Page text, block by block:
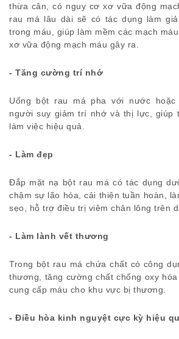
thừa cân, có nguy cơ xơ vữa động
rau má lâu dài sẽ có tác dụng làm
trong máu, giúp làm mềm các mạch
xơ vữa động mạch máu gây ra.
- Tăng cường trí nhớ
Uống bột rau má pha với nước
người suy giảm trí nhớ và thị lực, giúp
làm việc hiệu quả.
- Làm đẹp
Đắp mặt nạ bột rau má có tác dụng
chậm sự lão hóa, cải thiện tuần hoàn,
sẹo, hỗ trợ điều trị viêm chân lông trên
- Làm lành vết thương
Trong bột rau má chứa chất có công
thương, tăng cường chất chống oxy
cung cấp máu cho khu vực bị thương.
- Điều hòa kinh nguyệt cực kỳ hiệu